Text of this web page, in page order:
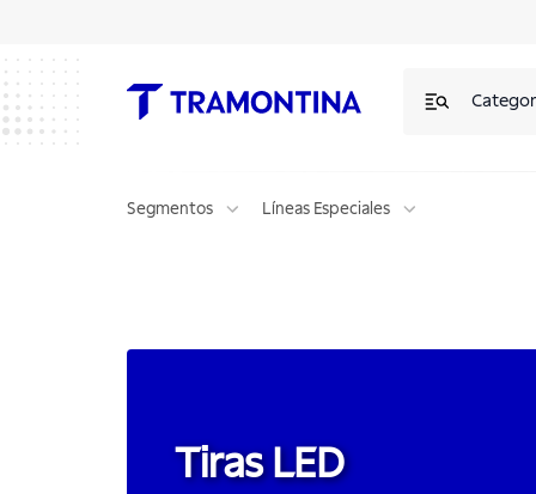
Segmentos Líneas Especiales
Tiras LED